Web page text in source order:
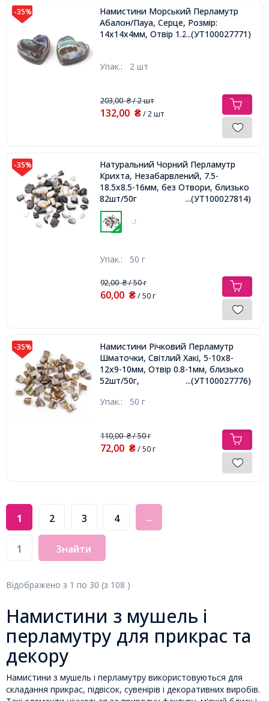
-35%
Намистини Морський Перламутр
Абалон/Пауа, Серце, Розмір:
14х14х4мм, Отвір 1.2мм,...(УТ100027771)
Упак.: 2 шт
203,00₴/ 2 шт
132,00 ₴/ 2 шт
-35%
Натуральний Чорний Перламутр
Крихта, Незабарвлений, 7.5-
18.5x8.5-16мм, без Отвори, близько
82шт/50г
...(УТ100027814)
Упак.: 50 г
92,00₴/ 50 г
60,00 ₴/ 50 г
-35%
Намистини Річковий Перламутр
Шматочки, Світлий Хакі, 5-10x8-
12x9-10мм, Отвір 0.8-1мм, близько
52шт/50г,
...(УТ100027776)
Упак.: 50 г
110,00₴/ 50 г
72,00 ₴/ 50 г
1 2 3 4 →
Знайти
Відображено з 1 по 30 (з 108 )
Намистини з мушель і
перламутру для прикрас та
декору
Намистини з мушель і перламутру використовуються для
складання прикрас, підвісок, сувенірів і декоративних виробів.